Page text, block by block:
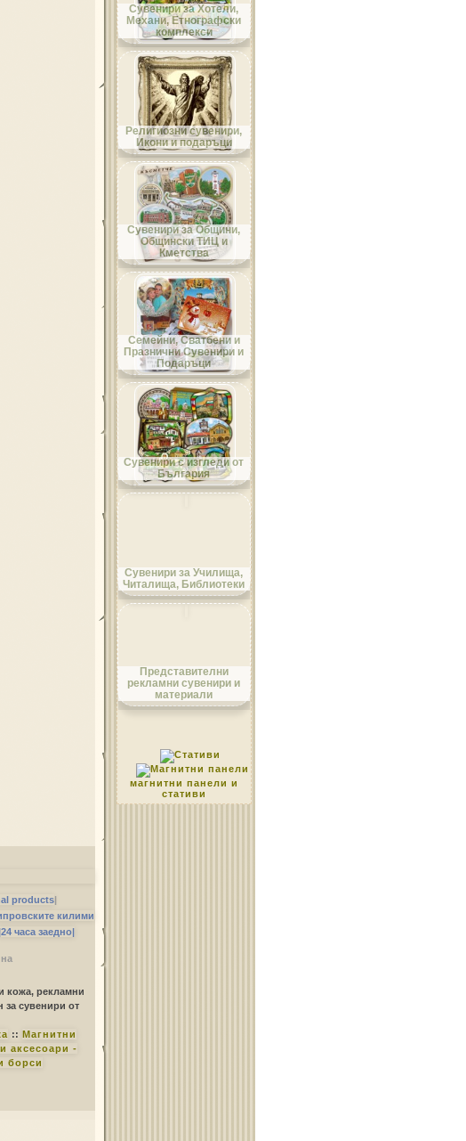
Област Враца
Област Габрово
Област Добрич
Област Кърджали
Област Кюстендил
Област Пазарджик
Сувенири за Хотели,
Механи, Етнографски
комплекси
Религиозни сувенири,
Икони и подаръци
Сувенири за Общини,
Общински ТИЦ и
Кметства
Семейни, Сватбени и
Празнични Сувенири и
Подаръци
Сувенири с изгледи от
България
Сувенири за Училища,
Читалища, Библиотеки
Представителни
рекламни сувенири и
материали
магнитни панели и
стативи
products|
килими
|24 часа заедно|
кожа, рекламни
за сувенири от
:: Магнитни
аксесоари -
борси